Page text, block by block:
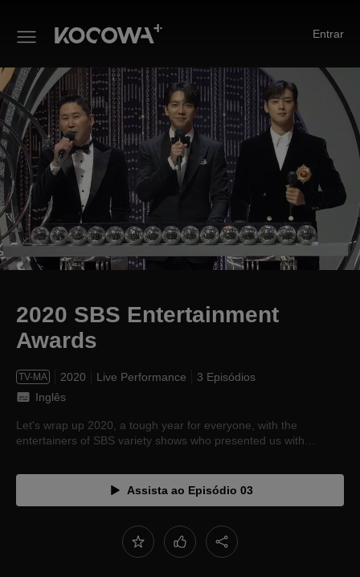
Entrar
2020 SBS Entertainment
2020 SBS Entertainment
Awards
TV-MA 2020 Live Performance
3 Episódios
Inglês
Let's wrap up 2020, a tough year for everyone, with the
entertainers of SBS variety shows who presented us with
Assista ao Episódio 03